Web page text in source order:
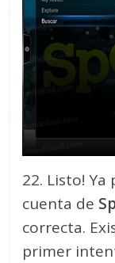
22. Listo!
cuenta de
correcta.
primer